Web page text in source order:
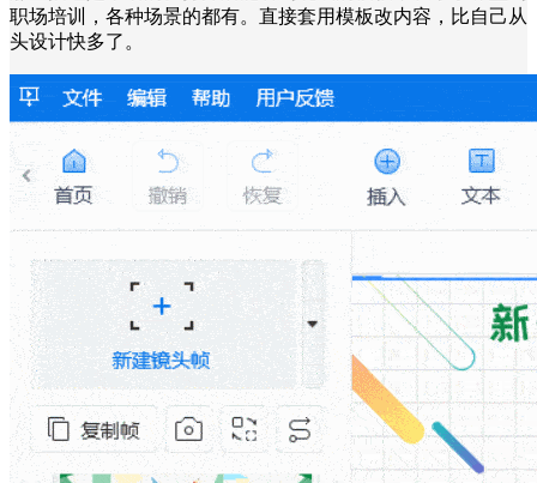
职场培训，各种场景的都有。直接套用模板改内容，比自己从
头设计快多了。